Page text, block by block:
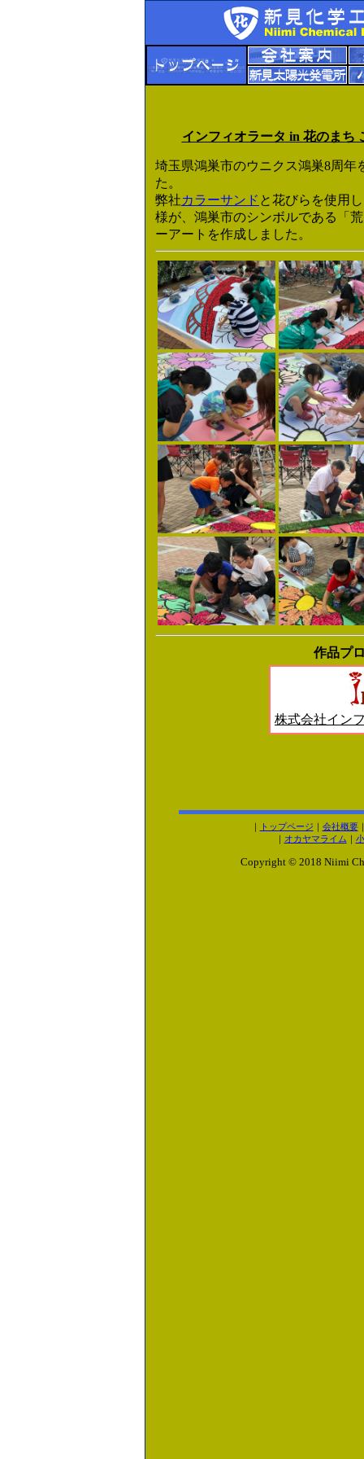
インフィオラータ in 花のまち
埼玉県鴻巣市のウニクス鴻巣8周
た。
弊社カラーサンド と花びらを使用
様が、鴻巣市のシンボルである「
ーアートを作成しました。
作品プ
株式会社イン
｜ トップページ ｜ 会社概要
｜ オカヤマライム ｜
Copyright © 2018 Niimi